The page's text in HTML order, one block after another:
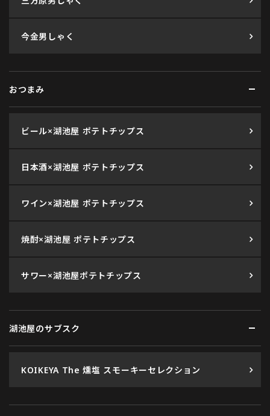
今金男しゃく
おつまみ
ビール×湖池屋 ポテトチップス
日本酒×湖池屋 ポテトチップス
ワイン×湖池屋 ポテトチップス
焼酎×湖池屋 ポテトチップス
サワー×湖池屋ポテトチップス
湖池屋のサブスク
KOIKEYA The 燻塩 スモーキーセレクション